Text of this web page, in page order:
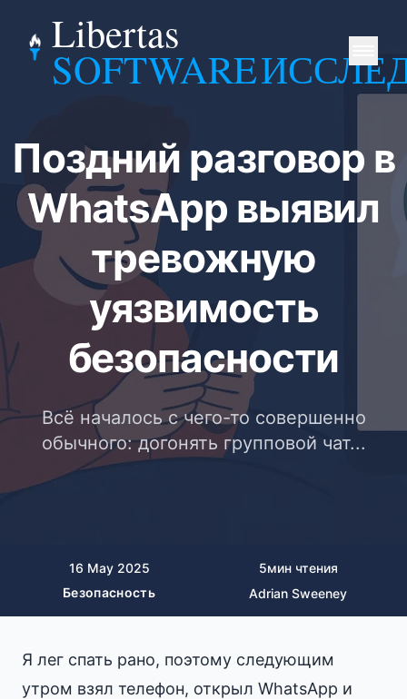
Libertas
SOFTWARE
Поздний разговор в
WhatsApp выявил
тревожную
уязвимость
безопасности
Всё началось с чего-то совершенно
обычного: догонять групповой чат...
16 May 2025 5мин чтения
Безопасность
Adrian Sweeney
Я лег спать рано, поэтому следующим
утром взял телефон, открыл WhatsApp и